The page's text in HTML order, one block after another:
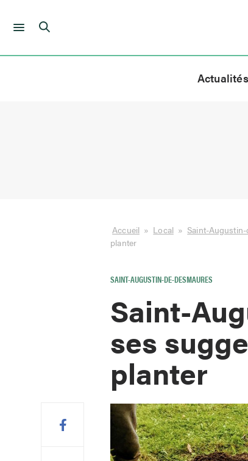
Skip
Actualités
Accueil » Local » Saint-
planter
SAINT-AUGUSTIN-DE-DESMAURES
Saint-
ses
planter